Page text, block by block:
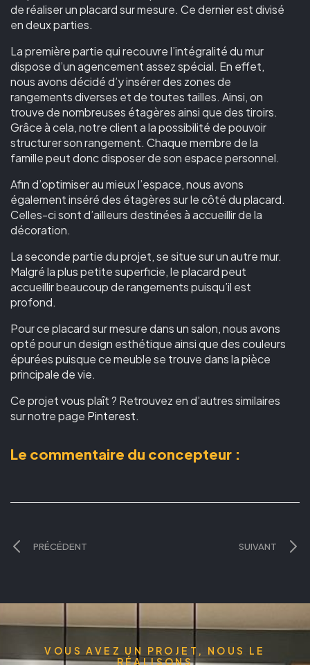
de réaliser un placard sur mesure. Ce dernier est divisé
en deux parties.
La première partie qui recouvre l’intégralité du mur
dispose d’un agencement assez spécial. En effet,
nous avons décidé d’y insérer des zones de
rangements diverses et de toutes tailles. Ainsi, on
trouve de nombreuses étagères ainsi que des tiroirs.
Grâce à cela, notre client a la possibilité de pouvoir
structurer son rangement. Chaque membre de la
famille peut donc disposer de son espace personnel.
Afin d’optimiser au mieux l’espace, nous avons
également inséré des étagères sur le côté du placard.
Celles-ci sont d’ailleurs destinées à accueillir de la
décoration.
La seconde partie du projet, se situe sur un autre mur.
Malgré la plus petite superficie, le placard peut
accueillir beaucoup de rangements puisqu’il est
profond.
Pour ce placard sur mesure dans un salon, nous avons
opté pour un design esthétique ainsi que des couleurs
épurées puisque ce meuble se trouve dans la pièce
principale de vie.
Ce projet vous plaît ? Retrouvez en d’autres similaires
sur notre page Pinterest.
Le commentaire du concepteur :
PRÉCÉDENT SUIVANT
VOUS AVEZ UN PROJET, NOUS LE
RÉALISONS